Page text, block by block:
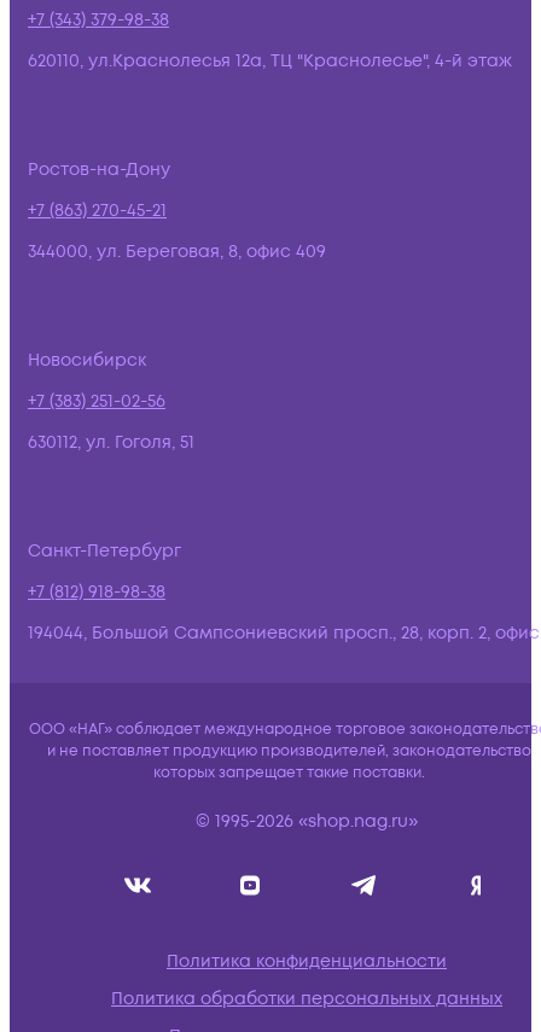
+7 (343) 379-98-38
620110, ул.Краснолесья 12а, ТЦ "Краснолесье", 4-й этаж
Ростов-на-Дону
+7 (863) 270-45-21
344000, ул. Береговая, 8, офис 409
Новосибирск
+7 (383) 251-02-56
630112, ул. Гоголя, 51
Санкт-Петербург
+7 (812) 918-98-38
194044, Большой Сампсониевский просп., 28, корп. 2,
ООО «НАГ» соблюдает международное торговое
и не поставляет продукцию производителей, законодательство
которых запрещает такие поставки.
© 1995-2026 «shop.nag.ru»
Политика конфиденциальности
Политика обработки персональных данных